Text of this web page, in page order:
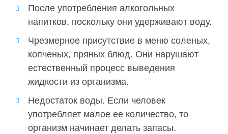
После употребления алкогольных
напитков, поскольку они удерживают воду.
Чрезмерное присутствие в меню соленых,
копченых, пряных блюд. Они нарушают
естественный процесс выведения
жидкости из организма.
Недостаток воды. Если человек
употребляет малое ее количество, то
организм начинает делать запасы.